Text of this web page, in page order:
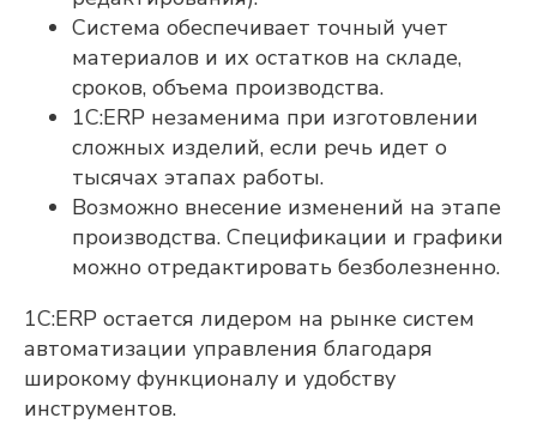
Система обеспечивает точный учет
материалов и их остатков на складе,
сроков, объема производства.
1С:ERP незаменима при изготовлении
сложных изделий, если речь идет о
тысячах этапах работы.
Возможно внесение изменений на этапе
производства. Спецификации и графики
можно отредактировать безболезненно.
1С:ERP остается лидером на рынке систем
автоматизации управления благодаря
широкому функционалу и удобству
инструментов.
Оставьте контакты,
и мы свяжемся с
вами